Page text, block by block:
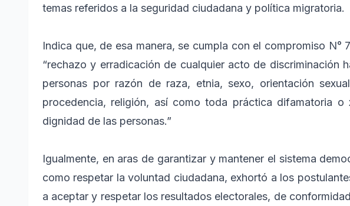
temas referidos a la seguridad ciudadana y política migratoria.
Indica que, de esa manera, se cumpla con el compromiso N°
“rechazo y erradicación de cualquier acto de discriminación
personas por razón de raza, etnia, sexo, orientación
procedencia, religión, así como toda práctica difamatoria
dignidad de las personas.”
Igualmente, en aras de garantizar y mantener el sistema
como respetar la voluntad ciudadana, exhortó a los
a aceptar y respetar los resultados electorales, de